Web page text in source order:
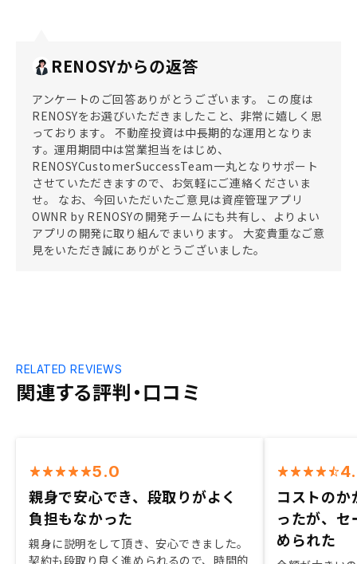
RENOSYからの返答
アンケートのご回答ありがとうございます。 この度は
RENOSYをお選びいただきましたこと、非常に嬉しく思
っております。 不動産投資は中長期的な運用となりま
す。運用期間中は営業担当をはじめ、
RENOSYCustomerSuccessTeam一丸となりサポート
させていただきますので、お気軽にご連絡くださいま
せ。 なお、今回いただいたご意見は資産管理アプリ
OWNR by RENOSYの開発チームにも共有し、よりよい
アプリの開発に取り組んでまいります。 大変貴重なご意
見をいただき誠にありがとうございました。
関連する評判・口コミ
RELATED REVIEWS
5.0
親身で安心でき、段取りがよく
負担もなかった
親身に説明をして頂き、安心できました。
契約も段取り良く進められるので、時間的
コストの
ったが、
められた